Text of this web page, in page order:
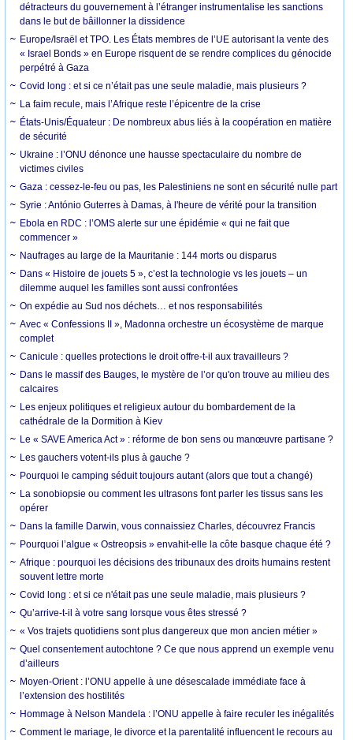
détracteurs du gouvernement à l’étranger instrumentalise les sanctions
dans le but de bâillonner la dissidence
Europe/Israël et TPO. Les États membres de l’UE autorisant la vente des
« Israel Bonds » en Europe risquent de se rendre complices du génocide
perpétré à Gaza
Covid long : et si ce n’était pas une seule maladie, mais plusieurs ?
La faim recule, mais l’Afrique reste l’épicentre de la crise
États-Unis/Équateur : De nombreux abus liés à la coopération en matière
de sécurité
Ukraine : l’ONU dénonce une hausse spectaculaire du nombre de
victimes civiles
Gaza : cessez-le-feu ou pas, les Palestiniens ne sont en sécurité nulle part
Syrie : António Guterres à Damas, à l'heure de vérité pour la transition
Ebola en RDC : l’OMS alerte sur une épidémie « qui ne fait que
commencer »
Naufrages au large de la Mauritanie : 144 morts ou disparus
Dans « Histoire de jouets 5 », c’est la technologie vs les jouets – un
dilemme auquel les familles sont aussi confrontées
On expédie au Sud nos déchets… et nos responsabilités
Avec « Confessions II », Madonna orchestre un écosystème de marque
complet
Canicule : quelles protections le droit offre-t-il aux travailleurs ?
Dans le massif des Bauges, le mystère de l’or qu'on trouve au milieu des
calcaires
Les enjeux politiques et religieux autour du bombardement de la
cathédrale de la Dormition à Kiev
Le « SAVE America Act » : réforme de bon sens ou manœuvre partisane ?
Les gauchers votent-ils plus à gauche ?
Pourquoi le camping séduit toujours autant (alors que tout a changé)
La sonobiopsie ou comment les ultrasons font parler les tissus sans les
opérer
Dans la famille Darwin, vous connaissiez Charles, découvrez Francis
Pourquoi l’algue « Ostreopsis » envahit-elle la côte basque chaque été ?
Afrique : pourquoi les décisions des tribunaux des droits humains restent
souvent lettre morte
Covid long : et si ce n'était pas une seule maladie, mais plusieurs ?
Qu’arrive-t-il à votre sang lorsque vous êtes stressé ?
« Vos trajets quotidiens sont plus dangereux que mon ancien métier »
Quel consentement autochtone ? Ce que nous apprend un exemple venu
d’ailleurs
Moyen-Orient : l’ONU appelle à une désescalade immédiate face à
l’extension des hostilités
Hommage à Nelson Mandela : l’ONU appelle à faire reculer les inégalités
Comment le mariage, le divorce et la parentalité influencent le recours au